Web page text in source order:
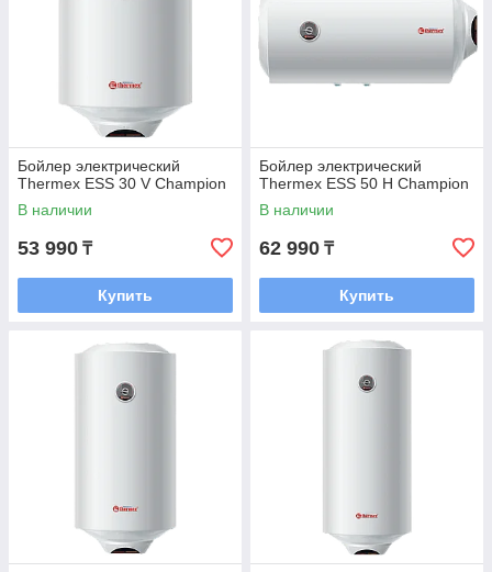
Бойлер электрический
Thermex ESS 30 V Champion
В наличии
53 990 ₸
Купить
Бойлер электрический
Thermex ESS 50 H Champion
В наличии
62 990 ₸
Купить